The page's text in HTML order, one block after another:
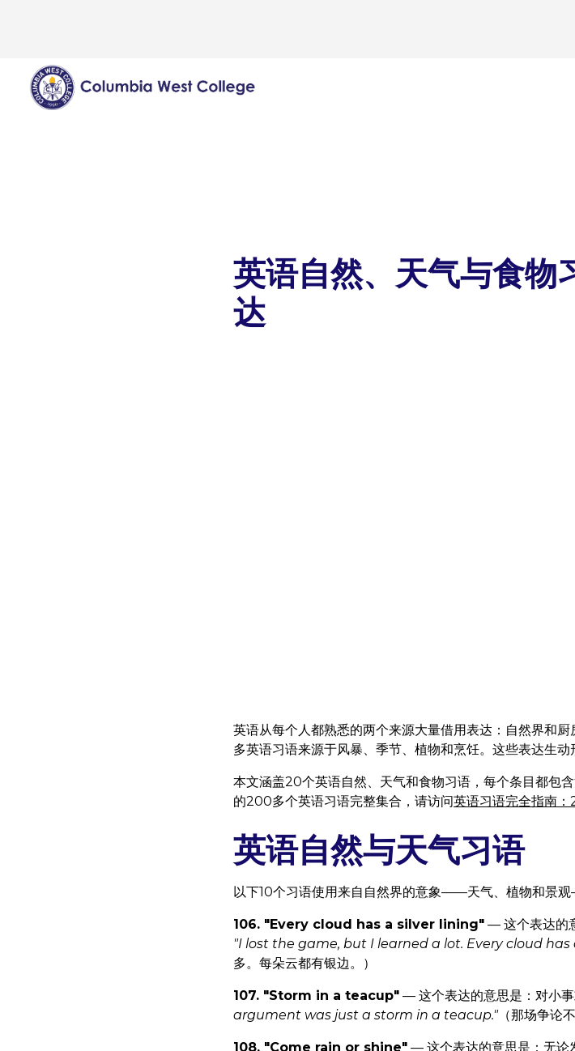
英语自然、天气与食物
达
英语从每个人都熟悉的两个来源大量借用表达：自然界和
多英语习语来源于风暴、季节、植物和烹饪。这些表达生
本文涵盖20个英语自然、天气和食物习语，每个条目都包
的200多个英语习语完整集合，请访问英语习语完全指南
英语自然与天气习语
以下10个习语使用来自自然界的意象——天气、植物和景
106. "Every cloud has a silver lining" — 这个表达的
"I lost the game, but I learned a lot. Every cloud has
多。每朵云都有银边。）
107. "Storm in a teacup" — 这个表达的意思是：对小
argument was just a storm in a teacup."（那场争论
108. "Come rain or shine" — 这个表达的意思是：无论